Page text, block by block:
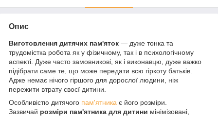
Опис
Виготовлення дитячих пам'яток — дуже тонка та
трудомістка робота як у фізичному, так і в психологічному
аспекті. Дуже часто замовникові, як і виконавцю, дуже важко
підібрати саме те, що може передати всю гіркоту батьків.
Адже немає нічого гіршого для дорослої людини, ніж
пережити втрату своєї дитини.
Особливістю дитячого пам'ятника є його розміри.
Зазвичай розміри пам'ятника для дитини мінімізовані,